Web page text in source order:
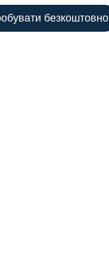
яка цього потребує
безкоштовно